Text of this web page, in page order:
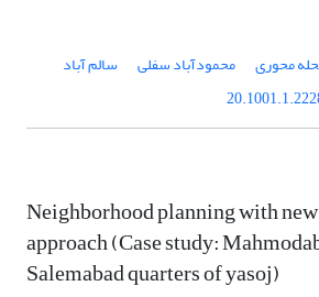
محوری محمودآباد سفلی
سالم آباد
Neighborhood planning with
approach (Case study:
Salemabad quarters of yasoj)